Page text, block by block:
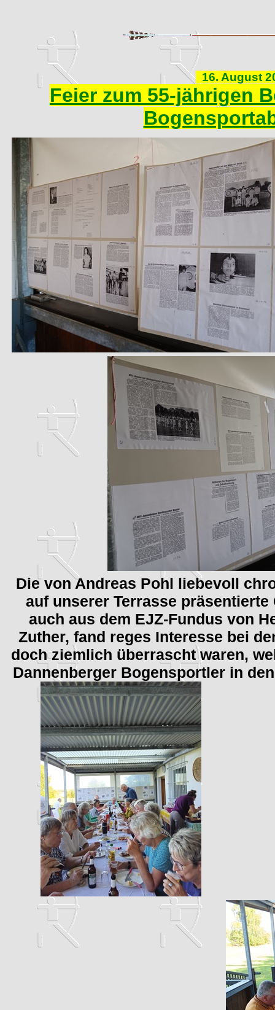
16. August
Feier zum 55-jährigen
Die von Andreas Pohl liebevoll
auf unserer Terrasse
auch aus dem EJZ-Fundus von
Zuther, fand reges Interesse bei
doch ziemlich überrascht waren,
Dannenberger Bogensportler in